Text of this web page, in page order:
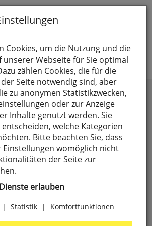
Jetzt anmelden
Cookies, um die Nutzung und die
unserer Webseite für Sie optimal
zählen Cookies, die für die
Seite notwendig sind, aber
zu anonymen Statistikzwecken,
oder zur Anzeige
Inhalte genutzt werden. Sie
welche Kategorien
Bitte beachten Sie, dass
Einstellungen womöglich nicht
der Seite zur
erlauben
| Statistik | Komfortfunktionen